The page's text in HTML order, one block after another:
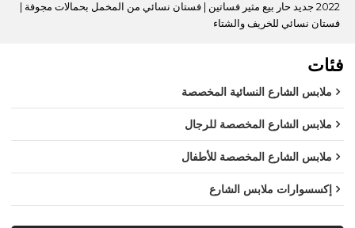
2022 جديد حار بيع مثير فساتين | فستان نسائي من المخمل بحمالات مجوفة |
فستان نسائي للخريف والشتاء
فئات
ملابس الشارع النسائية المخصصة
ملابس الشارع المخصصة للرجال
ملابس الشارع المخصصة للأطفال
إكسسوارات ملابس الشارع